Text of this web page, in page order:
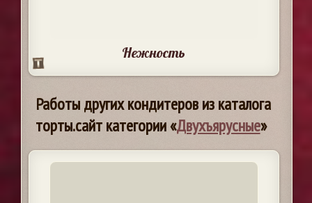
Нежность
Работы других кондитеров из каталога
торты.сайт категории «Двухъярусные»